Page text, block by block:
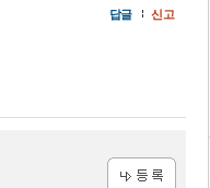
답글 신고